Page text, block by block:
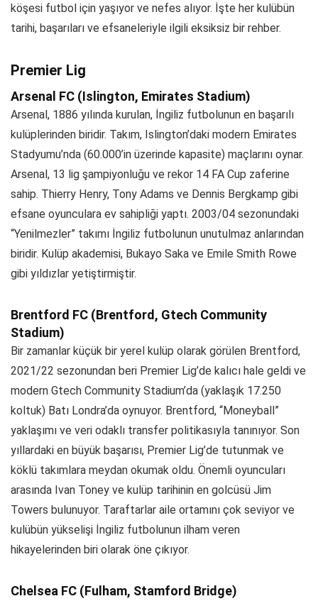
köşesi futbol için yaşıyor ve nefes alıyor. İşte her kulübün
tarihi, başarıları ve efsaneleriyle ilgili eksiksiz bir rehber.
Premier Lig
Arsenal FC (Islington, Emirates Stadium)
Arsenal, 1886 yılında kurulan, İngiliz futbolunun en başarılı
kulüplerinden biridir. Takım, Islington’daki modern Emirates
Stadyumu’nda (60.000’in üzerinde kapasite) maçlarını oynar.
Arsenal, 13 lig şampiyonluğu ve rekor 14 FA Cup zaferine
sahip. Thierry Henry, Tony Adams ve Dennis Bergkamp gibi
efsane oyunculara ev sahipliği yaptı. 2003/04 sezonundaki
“Yenilmezler” takımı İngiliz futbolunun unutulmaz anlarından
biridir. Kulüp akademisi, Bukayo Saka ve Emile Smith Rowe
gibi yıldızlar yetiştirmiştir.
Brentford FC (Brentford, Gtech Community
Stadium)
Bir zamanlar küçük bir yerel kulüp olarak görülen Brentford,
2021/22 sezonundan beri Premier Lig’de kalıcı hale geldi ve
modern Gtech Community Stadium’da (yaklaşık 17.250
koltuk) Batı Londra’da oynuyor. Brentford, “Moneyball”
yaklaşımı ve veri odaklı transfer politikasıyla tanınıyor. Son
yıllardaki en büyük başarısı, Premier Lig’de tutunmak ve
köklü takımlara meydan okumak oldu. Önemli oyuncuları
arasında Ivan Toney ve kulüp tarihinin en golcüsü Jim
Towers bulunuyor. Taraftarlar aile ortamını çok seviyor ve
kulübün yükselişi İngiliz futbolunun ilham veren
hikayelerinden biri olarak öne çıkıyor.
Chelsea FC (Fulham, Stamford Bridge)